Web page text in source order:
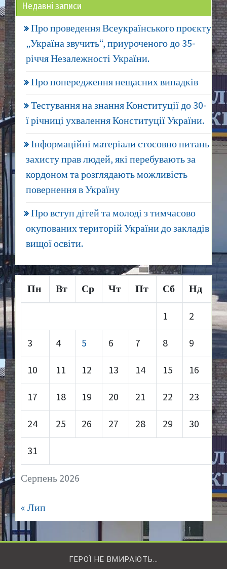
Недавні записи
Про проведення Всеукраїнського проєкту
„Україна звучить“, приуроченого до 35-
річчя Незалежності України.
Про попередження нещасних випадків
Тестування на знання Конституції до 30-
ї річниці ухвалення Конституції України.
Інформаційні матеріали стосовно питань
захисту прав людей, які перебувають за
кордоном та розглядають можливість
повернення в Україну
Про вступ дітей та молоді з тимчасово
окупованих територій України до закладів
вищої освіти.
Серпень 2026
Пн Вт Ср Чт Пт Сб Нд
1 2
3 4 5 6 7 8 9
10 11 12 13 14 15 16
17 18 19 20 21 22 23
24 25 26 27 28 29 30
31
« Лип
ГЕРОЇ НЕ ВМИРАЮТЬ…